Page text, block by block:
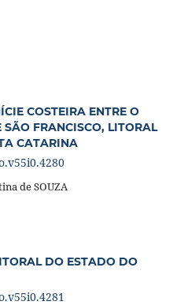
COSTEIRA ENTRE O
FRANCISCO, LITORAL
CATARINA
de SOUZA
DO ESTADO DO